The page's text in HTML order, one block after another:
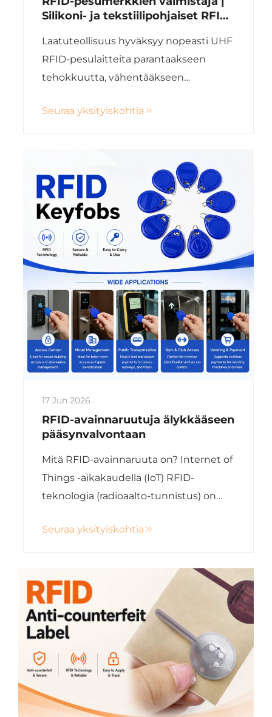
Silikoni- ja tekstiilipohjaiset RFID-
hallintaan
Laatuteollisuus hyväksyy nopeasti UHF
RFID-pesulaitteita parantaakseen
tehokkuutta, vähentääkseen
tarkasti vaatteita ja liinavaatteita niiden
sairaalan ylipukujen, teollisten työva...
Seuraa yksityiskohtia
17 Jun 2026
RFID-avainnaruutuja älykkääseen
pääsynvalvontaan
Mitä RFID-avainnaruuta on? Internet of
Things -aikakaudella (IoT) RFID-
teknologia (radioaalto-tunnistus) on
Älykorttien kannettavana varianttina
käytännöllisenä ratkaisuna...
Seuraa yksityiskohtia